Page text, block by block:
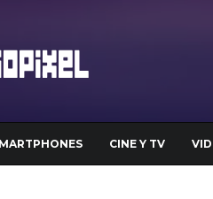
CINE Y TV